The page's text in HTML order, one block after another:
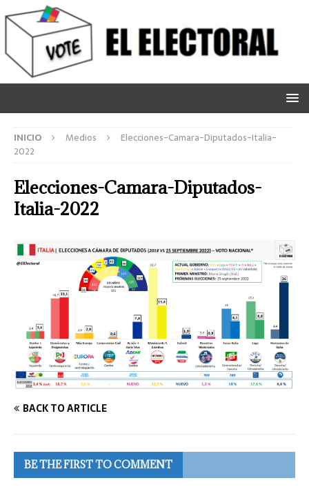
INICIO Medios
Elecciones-Camara-Diputados-Italia-
2022
Elecciones-Camara-Diputados-
Italia-2022
BACK TO ARTICLE
BE THE FIRST TO COMMENT